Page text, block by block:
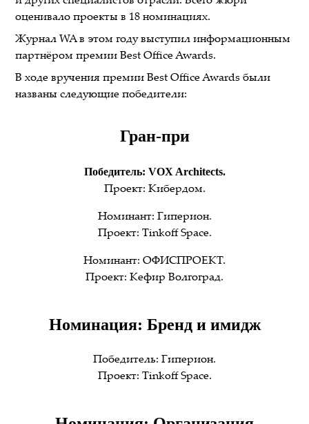
оценивало проекты в 18 номинациях.
Журнал WA в этом году выступил информационным
партнёром премии Best Office Awards.
В ходе вручения премии Best Office Awards были
названы следующие победители:
Гран-при
Победитель: VOX Architects.
Проект: Кибердом.
Номинант: Гиперион.
Проект: Tinkoff Space.
Номинант: ОФИСПРОЕКТ.
Проект: Кефир Волгоград.
Номинация: Бренд и имидж
Победитель: Гиперион.
Проект: Tinkoff Space.